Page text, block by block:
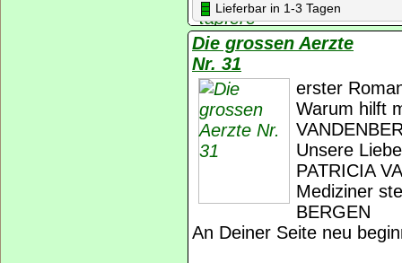
Lieferbar in 1-3 Tagen
Die grossen Aerzte
Nr. 31
erster
Warum hilft
Unsere
PATRICIA
Mediziner
BERGEN
An Deiner Seite neu